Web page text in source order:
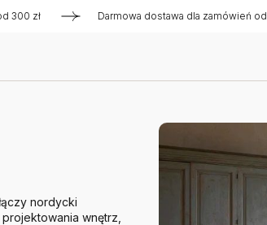
Darmowa dostawa dla zamówień od 300 zł
nordycki
wnętrz,